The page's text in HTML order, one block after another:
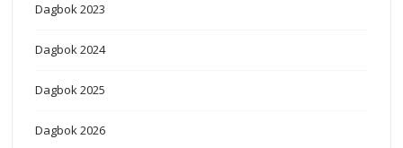
Dagbok 2023
Dagbok 2024
Dagbok 2025
Dagbok 2026